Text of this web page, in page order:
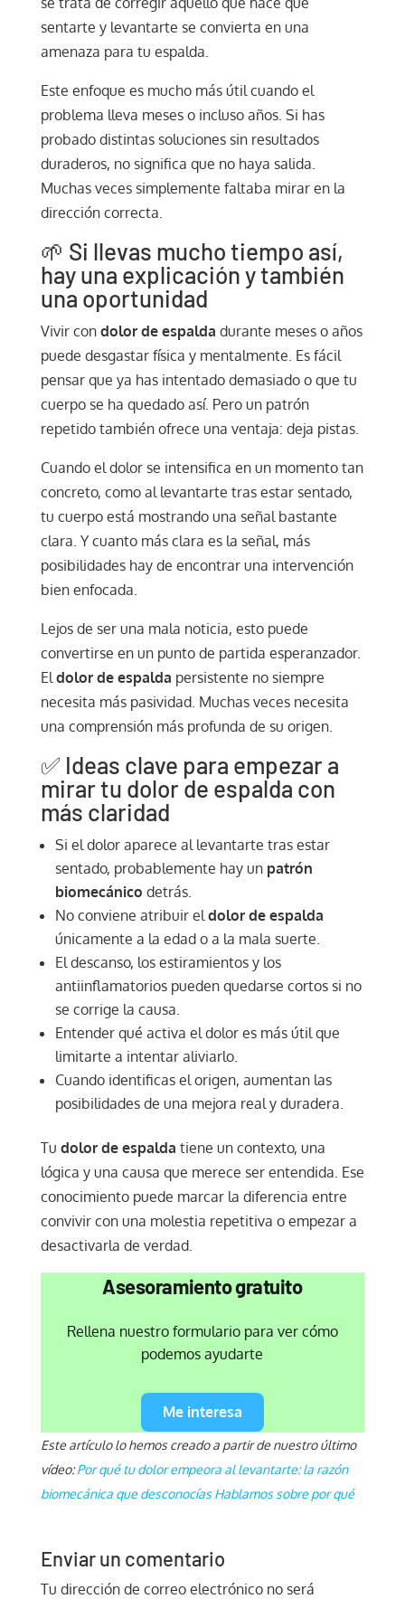
sentarte y levantarte se convierta en una
amenaza para tu espalda.
Este enfoque es mucho más útil cuando el
problema lleva meses o incluso años. Si has
probado distintas soluciones sin resultados
duraderos, no significa que no haya salida.
Muchas veces simplemente faltaba mirar en la
dirección correcta.
🌱 Si llevas mucho tiempo así,
hay una explicación y también
una oportunidad
Vivir con dolor de espalda durante meses o años
puede desgastar física y mentalmente. Es fácil
pensar que ya has intentado demasiado o que tu
cuerpo se ha quedado así. Pero un patrón
repetido también ofrece una ventaja: deja pistas.
Cuando el dolor se intensifica en un momento tan
concreto, como al levantarte tras estar sentado,
tu cuerpo está mostrando una señal bastante
clara. Y cuanto más clara es la señal, más
posibilidades hay de encontrar una intervención
bien enfocada.
Lejos de ser una mala noticia, esto puede
convertirse en un punto de partida esperanzador.
El dolor de espalda persistente no siempre
necesita más pasividad. Muchas veces necesita
una comprensión más profunda de su origen.
✅ Ideas clave para empezar a
mirar tu dolor de espalda con
más claridad
Si el dolor aparece al levantarte tras estar
sentado, probablemente hay un patrón
biomecánico detrás.
No conviene atribuir el dolor de espalda
únicamente a la edad o a la mala suerte.
El descanso, los estiramientos y los
antiinflamatorios pueden quedarse cortos si no
se corrige la causa.
Entender qué activa el dolor es más útil que
limitarte a intentar aliviarlo.
Cuando identificas el origen, aumentan las
posibilidades de una mejora real y duradera.
Tu dolor de espalda tiene un contexto, una
lógica y una causa que merece ser entendida. Ese
conocimiento puede marcar la diferencia entre
convivir con una molestia repetitiva o empezar a
desactivarla de verdad.
Asesoramiento gratuito
Rellena nuestro formulario para ver cómo
podemos ayudarte
Me interesa
Este artículo lo hemos creado a partir de nuestro último
vídeo:Por qué tu dolor empeora al levantarte: la razón
biomecánica que desconocías Hablamos sobre por qué
Enviar un comentario
Tu dirección de correo electrónico no será